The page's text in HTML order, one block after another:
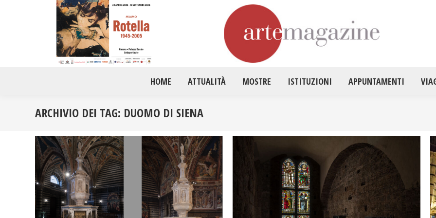
HOME ATTUALITÀ MOSTRE ISTITUZIONI APPUNTAMENTI
ARCHIVIO DEI TAG: DUOMO DI SIENA
HOME